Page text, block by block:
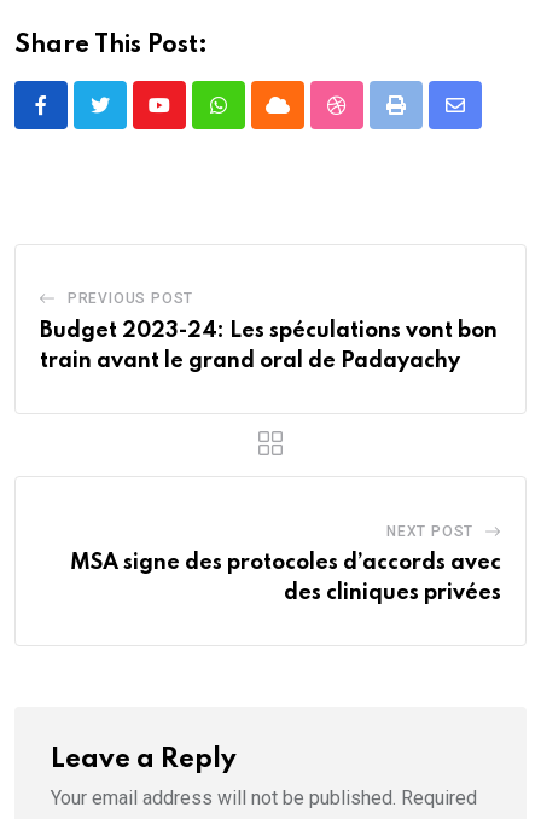
Share This Post:
YoutubeWhatsappCloud StumbleUpon
Print
Share
PREVIOUS POST
Budget 2023-24: Les spéculations vont bon
train avant le grand oral de Padayachy
NEXT POST
MSA signe des protocoles d’accords avec
des cliniques privées
Leave a Reply
Your email address will not be published. Required